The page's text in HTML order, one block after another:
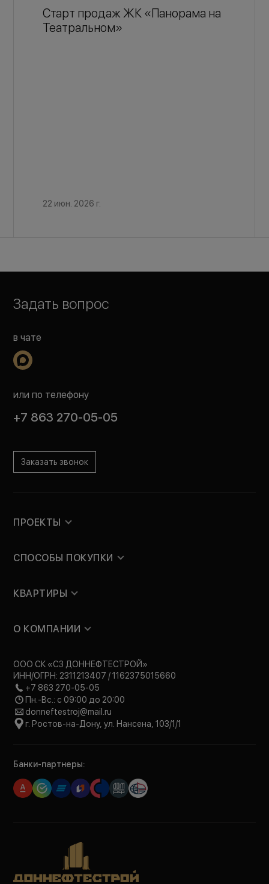
Старт продаж ЖК «Панорама на
Театральном»
22 июн. 2026 г.
Задать вопрос
в чате
или по телефону
+7 863 270-05-05
Заказать звонок
ПРОЕКТЫ
СПОСОБЫ ПОКУПКИ
КВАРТИРЫ
О КОМПАНИИ
ООО СК «СЗ ДОННЕФТЕСТРОЙ»
ИНН/ОГРН: 2311213407 / 1162375015660
+7 863 270-05-05
Пн.-Вс.: с 09:00 до 20:00
donneftestroj@mail.ru
г. Ростов-на-Дону, ул. Нансена, 103/1/1
Банки-партнеры: